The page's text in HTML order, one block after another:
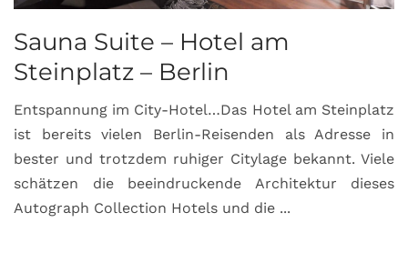
Sauna Suite – Hotel am
Steinplatz – Berlin
Entspannung im City-Hotel…Das Hotel am Steinplatz
ist bereits vielen Berlin-Reisenden als Adresse in
bester und trotzdem ruhiger Citylage bekannt. Viele
schätzen die beeindruckende Architektur dieses
Autograph Collection Hotels und die ...